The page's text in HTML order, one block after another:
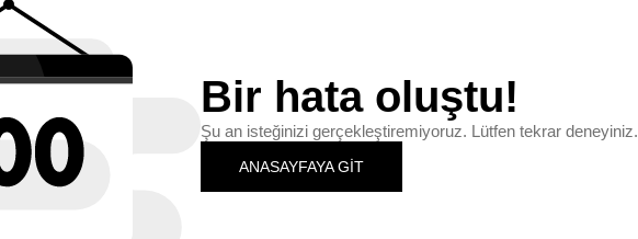
Bir hata oluştu!
Şu an isteğinizi gerçekleştiremiyoruz. Lütfen tekrar deneyiniz.
ANASAYFAYA GİT